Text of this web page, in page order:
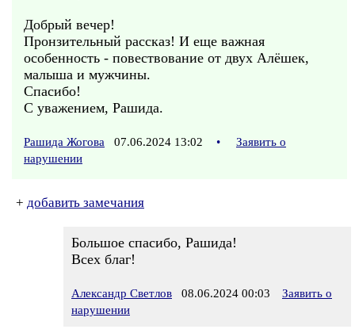
Добрый вечер!
Пронзительный рассказ! И еще важная
особенность - повествование от двух Алёшек,
малыша и мужчины.
Спасибо!
С уважением, Рашида.
Рашида Жогова 07.06.2024 13:02 •
Заявить о
нарушении
+ добавить замечания
Большое спасибо, Рашида!
Всех благ!
Александр Светлов 08.06.2024 00:03
Заявить о
нарушении